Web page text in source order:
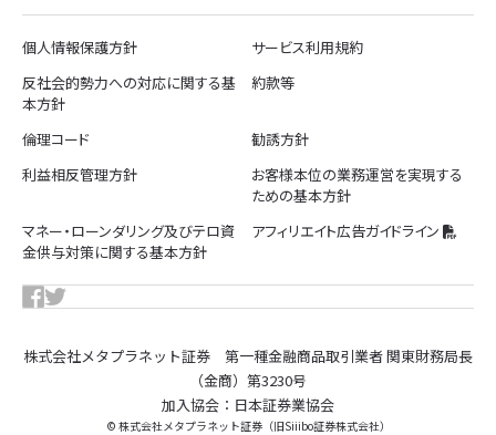
個人情報保護方針
サービス利用規約
反社会的勢力への対応に関する基
本方針
約款等
倫理コード
勧誘方針
利益相反管理方針
お客様本位の業務運営を実現する
ための基本方針
マネー・ローンダリング及びテロ資
金供与対策に関する基本方針
アフィリエイト広告ガイドライン
株式会社メタプラネット証券 第一種金融商品取引業者 関東財務局長
（金商）第3230号
加入協会：日本証券業協会
© 株式会社メタプラネット証券（旧Siiibo証券株式会社）